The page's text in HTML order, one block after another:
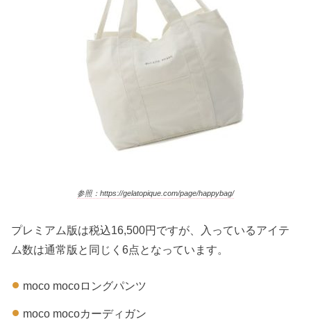
参照：https://gelatopique.com/page/happybag/
プレミアム版は税込16,500円ですが、入っているアイテ
ム数は通常版と同じく6点となっています。
moco mocoロングパンツ
moco mocoカーディガン